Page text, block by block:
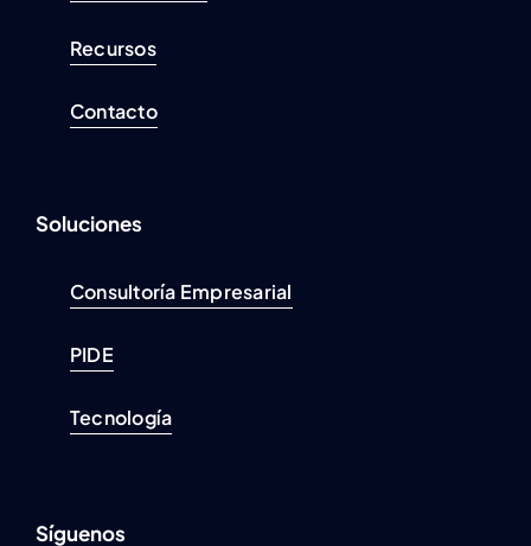
Recursos
Contacto
Soluciones
Consultoría Empresarial
PIDE
Tecnología
Síguenos